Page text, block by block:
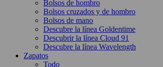
Bolsos de hombro
Bolsos cruzados y de hombro
Bolsos de mano
Descubre la línea Goldentime
Descubrir la línea Cloud 91
Descubre la línea Wavelength
Zapatos
Todo